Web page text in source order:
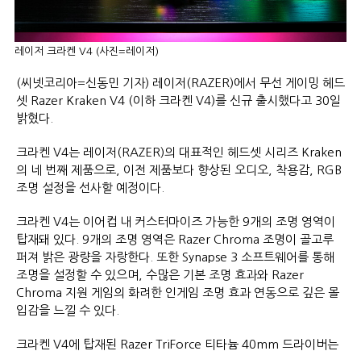
레이저 크라켄 V4 (사진=레이저)
(씨넷코리아=신동민 기자) 레이저(RAZER)에서 무선 게이밍 헤드
셋 Razer Kraken V4 (이하 크라켄 V4)를 신규 출시했다고 30일
밝혔다.
크라켄 V4는 레이저(RAZER)의 대표적인 헤드셋 시리즈 Kraken
의 네 번째 제품으로, 이전 제품보다 향상된 오디오, 착용감, RGB
조명 설정을 선사할 예정이다.
크라켄 V4는 이어컵 내 커스터마이즈 가능한 9개의 조명 영역이
탑재돼 있다. 9개의 조명 영역은 Razer Chroma 조명이 골고루
퍼져 밝은 광량을 자랑한다. 또한 Synapse 3 소프트웨어를 통해
조명을 설정할 수 있으며, 수많은 기본 조명 효과와 Razer
Chroma 지원 게임의 화려한 인게임 조명 효과 연동으로 깊은 몰
입감을 느낄 수 있다.
크라켄 V4에 탑재된 Razer TriForce 티타늄 40mm 드라이버는